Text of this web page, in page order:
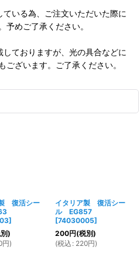
いる為、ご注文いただいた際に
予めご了承ください。
ておりますが、光の具合などに
ございます。ご了承ください。
復活シー
]
)
円)
イタリア製 復活シー
ル EG857
[74030005]
200円(税別)
(税込 : 220円)